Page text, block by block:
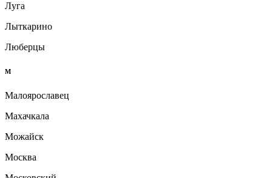
Луга
Лыткарино
Люберцы
М
Малоярославец
Махачкала
Можайск
Москва